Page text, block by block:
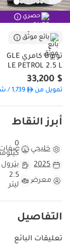
حصري
بائع موثّق
تويوتا كامري GLE
LE PETROL 2.5 L
$ 33,200
تمويل من 1,739
/
أبرز النقاط
خليجي
0
2025
بترول
معرض
2.5
ليتر
التفاصيل
تعليقات البائع